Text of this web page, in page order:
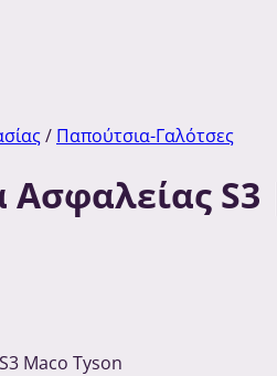
/ Παπούτσια-Γαλότσες
S3
Maco Tyson